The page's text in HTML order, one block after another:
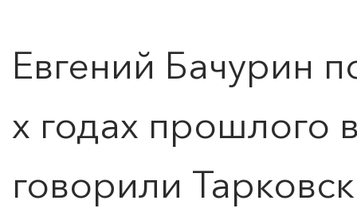
Евгений Бачурин
х годах прошлого
говорили